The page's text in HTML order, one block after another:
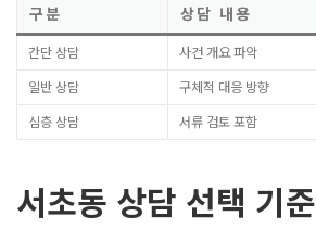
구분 상담 내용
간단 상담 사건 개요 파악
일반 상담
구체적 대응 방향
심층 상담
서류 검토 포함
서초동 상담 선택 기준